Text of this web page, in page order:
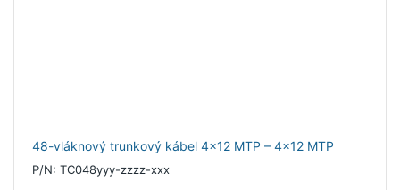
48-vláknový trunkový kábel 4x12 MTP – 4x12 MTP
P/N: TC048yyy-zzzz-xxx